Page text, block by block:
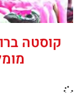
קוסטה